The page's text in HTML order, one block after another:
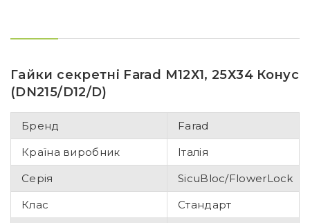
Гайки секретні Farad М12Х1, 25Х34 Конус
(DN215/D12/D)
Бренд
Farad
Країна виробник
Італія
Серія
SicuBloc/FlowerLock
Клас
Стандарт